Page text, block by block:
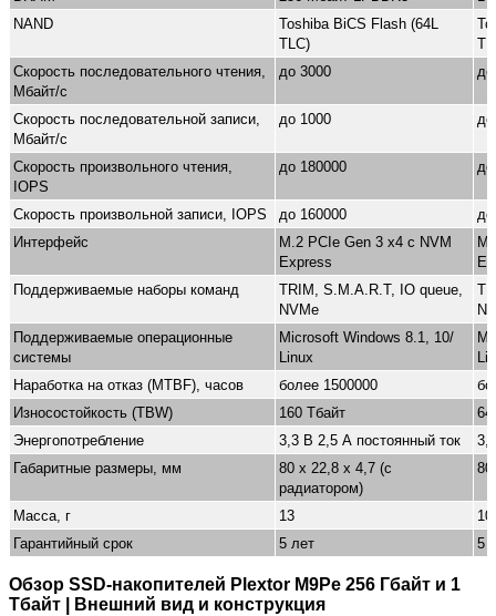
NAND
Toshiba BiCS Flash (64L
TLC)
Скорость последовательного чтения,
Мбайт/с
до 3000 до
Скорость последовательной записи,
Мбайт/с
до 1000 до
Скорость произвольного чтения,
IOPS
до 180000 до
Скорость произвольной записи, IOPS до 160000
до
Интерфейс
M.2 PCIe Gen 3 x4 с NVM
Express
Поддерживаемые наборы команд
TRIM, S.M.A.R.T, IO queue,
NVMe
Поддерживаемые операционные
системы
Microsoft Windows 8.1, 10/
Linux
Наработка на отказ (MTBF), часов
более 1500000
Износостойкость (TBW)
160 Тбайт
Энергопотребление
3,3 В 2,5 А постоянный ток
Габаритные размеры, мм
80 х 22,8 х 4,7 (с
радиатором)
80
Масса, г 13
10
Гарантийный срок
5 лет 5
Обзор SSD-накопителей Plextor M9Pe 256 Гбайт и 1
Тбайт | Внешний вид и конструкция